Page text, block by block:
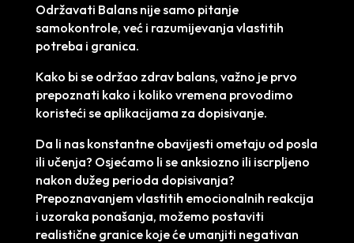
Održavati Balans nije samo pitanje
samokontrole, već i razumijevanja vlastitih
potreba i granica.
Kako bi se održao zdrav balans, važno je prvo
prepoznati kako i koliko vremena provodimo
koristeći se aplikacijama za dopisivanje.
Da li nas konstantne obavijesti ometaju od posla
ili učenja? Osjećamo li se anksiozno ili iscrpljeno
nakon dužeg perioda dopisivanja?
Prepoznavanjem vlastitih emocionalnih reakcija
i uzoraka ponašanja, možemo postaviti
realistične granice koje će umanjiti negativan